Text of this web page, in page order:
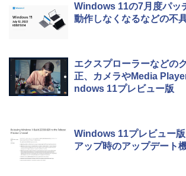
Windows 11の7月度パッ
動作しなくなるなどの不
エクスプローラーなどの
正、カメラやMedia
ndows 11プレビュー版
Windows 11プレビュー
アップ時のアップデート